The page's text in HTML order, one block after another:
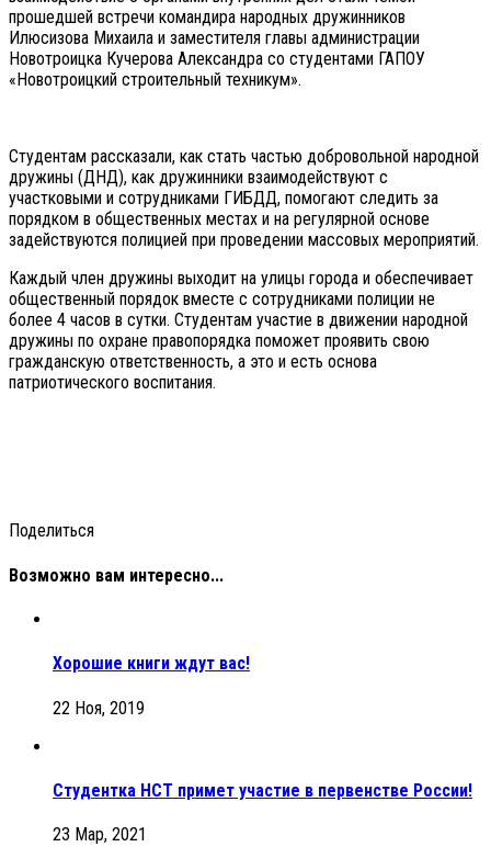
прошедшей встречи командира народных дружинников
Илюсизова Михаила и заместителя главы администрации
Новотроицка Кучерова Александра со студентами ГАПОУ
«Новотроицкий строительный техникум».
Студентам рассказали, как стать частью добровольной народной
дружины (ДНД), как дружинники взаимодействуют с
участковыми и сотрудниками ГИБДД, помогают следить за
порядком в общественных местах и на регулярной основе
задействуются полицией при проведении массовых мероприятий.
Каждый член дружины выходит на улицы города и обеспечивает
общественный порядок вместе с сотрудниками полиции не
более 4 часов в сутки. Студентам участие в движении народной
дружины по охране правопорядка поможет проявить свою
гражданскую ответственность, а это и есть основа
патриотического воспитания.
Поделиться
Возможно вам интересно...
Хорошие книги ждут вас!
22 Ноя, 2019
Студентка НСТ примет участие в первенстве России!
23 Мар, 2021